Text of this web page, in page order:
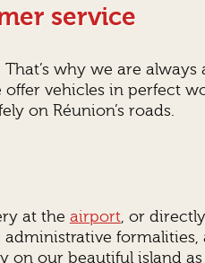
service
why we are always
vehicles in perfect
on Réunion’s roads.
at the airport, or
on our beautiful island as